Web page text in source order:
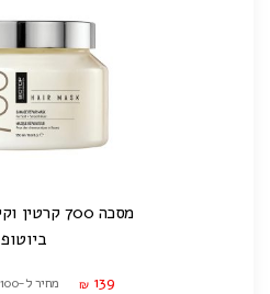
מסכה 700 קרטין וקייל | 550 מ"ל
ביוטופ
₪ 139 מחיר ל-100 מ"ל: ₪25.27